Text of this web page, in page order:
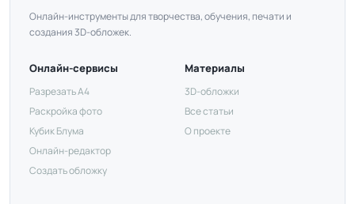
Онлайн-инструменты для творчества, обучения, печати и
создания 3D-обложек.
Онлайн-сервисы
Разрезать А4
Раскройка фото
Кубик Блума
Онлайн-редактор
Создать обложку
Материалы
3D-обложки
Все статьи
О проекте